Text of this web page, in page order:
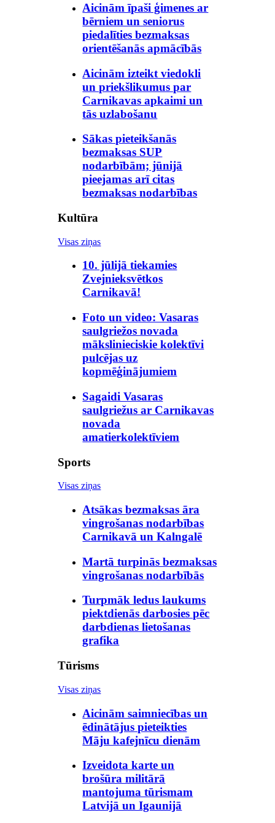
Aicinām īpaši ģimenes ar
bērniem un seniorus
piedalīties bezmaksas
orientēšanās apmācībās
Aicinām izteikt viedokli
un priekšlikumus par
Carnikavas apkaimi un
tās uzlabošanu
Sākas pieteikšanās
bezmaksas SUP
nodarbībām; jūnijā
pieejamas arī citas
bezmaksas nodarbības
Kultūra
Visas ziņas
10. jūlijā tiekamies
Zvejnieksvētkos
Carnikavā!
Foto un video: Vasaras
saulgriežos novada
mākslinieciskie kolektīvi
pulcējas uz
kopmēģinājumiem
Sagaidi Vasaras
saulgriežus ar Carnikavas
novada
amatierkolektīviem
Sports
Visas ziņas
Atsākas bezmaksas āra
vingrošanas nodarbības
Carnikavā un Kalngalē
Martā turpinās bezmaksas
vingrošanas nodarbībās
Turpmāk ledus laukums
piektdienās darbosies pēc
darbdienas lietošanas
grafika
Tūrisms
Visas ziņas
Aicinām saimniecības un
ēdinātājus pieteikties
Māju kafejnīcu dienām
Izveidota karte un
brošūra militārā
mantojuma tūrismam
Latvijā un Igaunijā